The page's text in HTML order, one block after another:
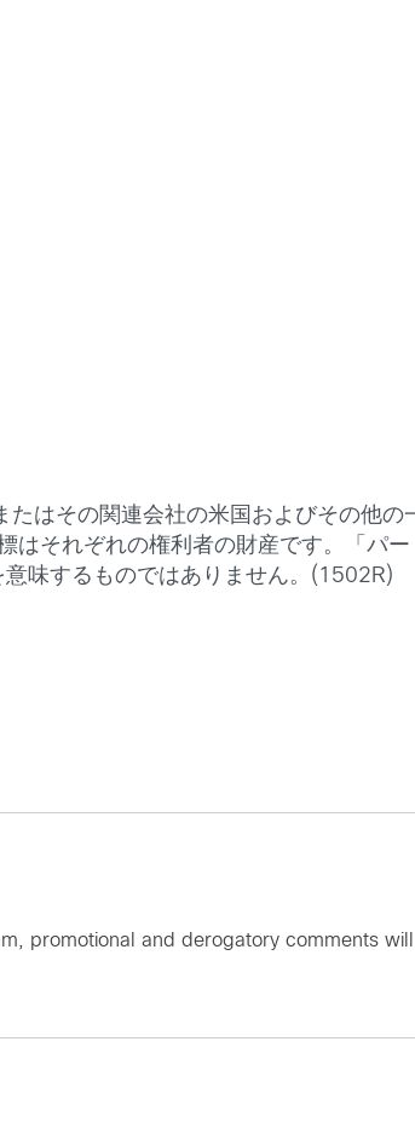
はその関連会社の米国およびその他の
はそれぞれの権利者の財産です。「パ
味するものではありません。(1502R)
promotional and derogatory comments